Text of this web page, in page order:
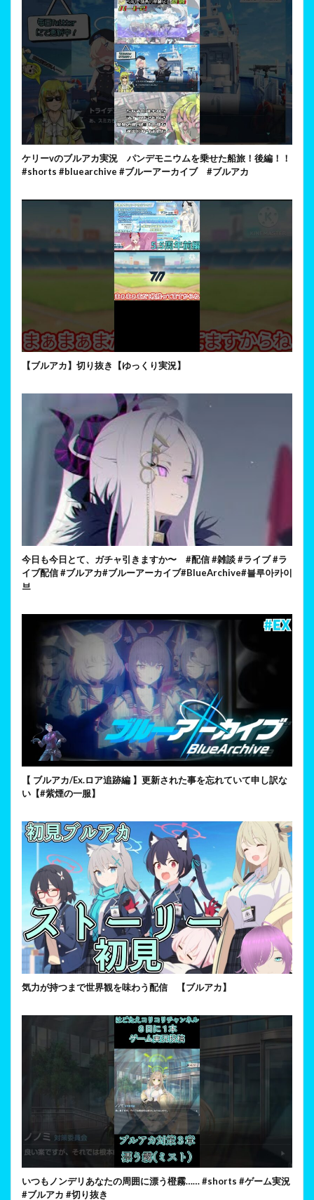
ケリーvのブルアカ実況 パンデモニウムを乗せた船旅！後編！！
#shorts #bluearchive #ブルーアーカイブ #ブルアカ
【ブルアカ】切り抜き【ゆっくり実況】
今日も今日とて、ガチャ引きますか〜 #配信 #雑談 #ライブ #ラ
イブ配信 #ブルアカ#ブルーアーカイブ#BlueArchive#블루아카이
브
【 ブルアカ/Ex.ロア追跡編 】更新された事を忘れていて申し訳な
い【#紫煙の一服】
気力が持つまで世界観を味わう配信 【ブルアカ】
いつもノンデリあなたの周囲に漂う橙霧…… #shorts #ゲーム実況
#ブルアカ #切り抜き